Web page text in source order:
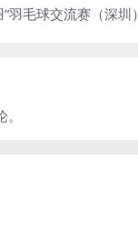
羽毛球交流赛（深圳）